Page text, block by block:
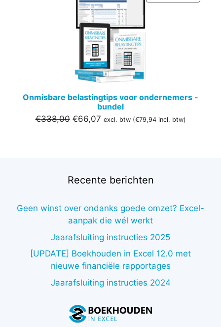
IN
Onmisbare belastingtips voor ondernemers -
bundel
€338,00 Oorspronkelijke
€66,07Huidige
excl. btw (€79,94incl. btw)
Recente berichten
Geen winst over ondanks goede omzet? Excel-
aanpak die wél werkt
Jaarafsluiting instructies 2025
[UPDATE] Boekhouden in Excel 12.0 met
nieuwe financiële rapportages
Jaarafsluiting instructies 2024